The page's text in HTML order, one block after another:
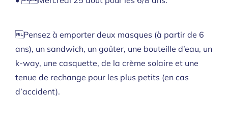
Pensez à emporter deux masques (à partir de 6
ans), un sandwich, un goûter, une bouteille d’eau, un
k-way, une casquette, de la crème solaire et une
tenue de rechange pour les plus petits (en cas
d’accident).